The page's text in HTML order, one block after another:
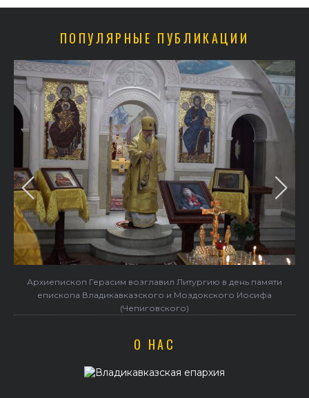
ПОПУЛЯРНЫЕ ПУБЛИКАЦИИ
Архиепископ Герасим возглавил Литургию в день памяти
епископа Владикавказского и Моздокского Иосифа
(Чепиговского)
О НАС